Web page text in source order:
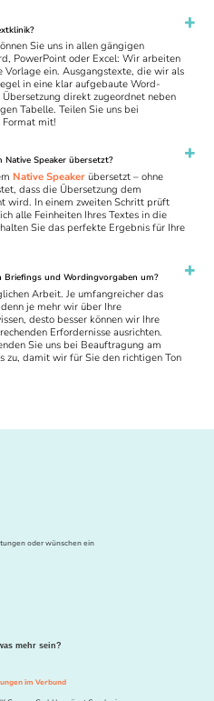
Sie uns in allen gängigen
PowerPoint oder Excel: Wir arbeiten
Vorlage ein. Ausgangstexte, die wir als
in eine klar aufgebaute Word-
direkt zugeordnet neben
Tabelle. Teilen Sie uns bei
Format mit!
Speaker übersetzt?
Native Speakerübersetzt – ohne
dass die Übersetzung dem
wird. In einem zweiten Schritt prüft
alle Feinheiten Ihres Textes in die
Sie das perfekte Ergebnis für Ihre
und Wordingvorgaben um?
Arbeit. Je umfangreicher das
je mehr wir über Ihre
desto besser können wir Ihre
Erfordernisse ausrichten.
Sie uns bei Beauftragung am
zu, damit wir für Sie den richtigen Ton
oder wünschen ein
mehr sein?
im Verbund